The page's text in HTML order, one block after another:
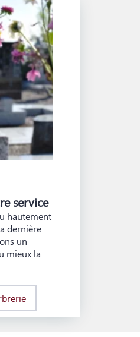
service
hautement
dernière
un
mieux la